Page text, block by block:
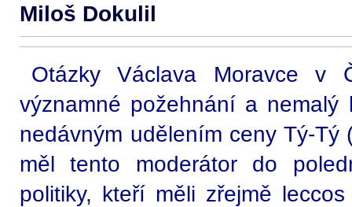
Miloš Dokulil
Otázky Václava Moravce v
významné požehnání a
nedávným udělením ceny Tý-Tý
měl tento moderátor do
politiky, kteří měli zřejmě